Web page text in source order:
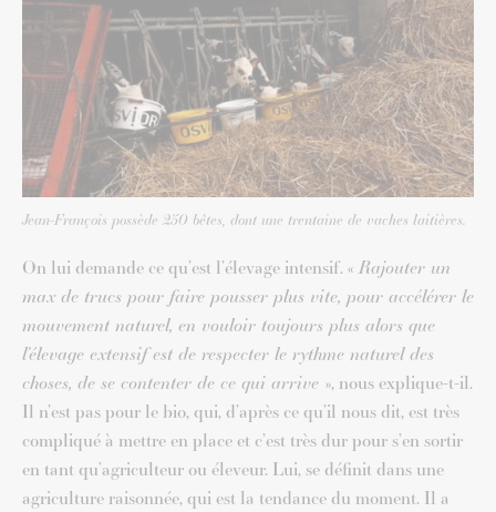
Jean-François possède 250 bêtes, dont une trentaine de vaches laitières.
On lui demande ce qu’est l’élevage intensif. « Rajouter un
max de trucs pour faire pousser plus vite, pour accélérer le
mouvement naturel, en vouloir toujours plus alors que
l’élevage extensif est de respecter le rythme naturel des
choses, de se contenter de ce qui arrive », nous explique-t-il.
Il n’est pas pour le bio, qui, d’après ce qu’il nous dit, est très
compliqué à mettre en place et c’est très dur pour s’en sortir
en tant qu’agriculteur ou éleveur. Lui, se définit dans une
agriculture raisonnée, qui est la tendance du moment. Il a